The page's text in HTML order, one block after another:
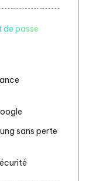
de passe
sans perte